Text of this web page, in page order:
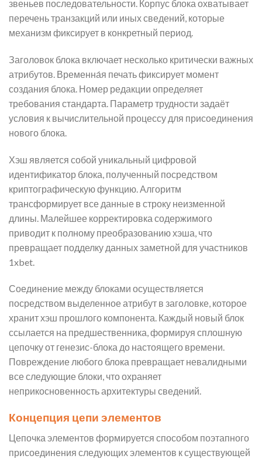
звеньев последовательности. Корпус блока охватывает
перечень транзакций или иных сведений, которые
механизм фиксирует в конкретный период.
Заголовок блока включает несколько критически важных
атрибутов. Временна́я печать фиксирует момент
создания блока. Номер редакции определяет
требования стандарта. Параметр трудности задаёт
условия к вычислительной процессу для присоединения
нового блока.
Хэш является собой уникальный цифровой
идентификатор блока, полученный посредством
криптографическую функцию. Алгоритм
трансформирует все данные в строку неизменной
длины. Малейшее корректировка содержимого
приводит к полному преобразованию хэша, что
превращает подделку данных заметной для участников
1xbet.
Соединение между блоками осуществляется
посредством выделенное атрибут в заголовке, которое
хранит хэш прошлого компонента. Каждый новый блок
ссылается на предшественника, формируя сплошную
цепочку от генезис-блока до настоящего времени.
Повреждение любого блока превращает невалидными
все следующие блоки, что охраняет
неприкосновенность архитектуры сведений.
Концепция цепи элементов
Цепочка элементов формируется способом поэтапного
присоединения следующих элементов к существующей